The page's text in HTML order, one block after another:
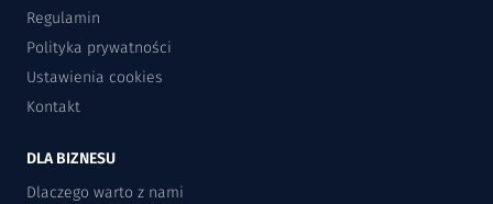
Regulamin
Polityka prywatności
Ustawienia cookies
Kontakt
DLA BIZNESU
Dlaczego warto z nami